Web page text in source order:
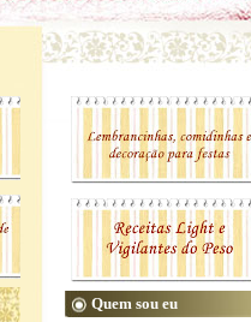
Quem sou eu